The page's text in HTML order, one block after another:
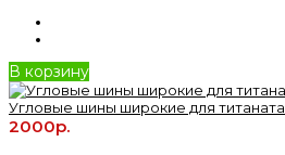
В корзину
Угловые шины широкие для титаната
2000р.